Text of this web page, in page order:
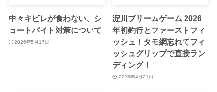
中々キビレが食わない、シ
ョートバイト対策について
2026年5月17日
淀川ブリームゲーム 2026
年初釣行とファーストフィ
ッシュ！タモ網忘れてフィ
ッシュグリップで直接ラン
ディング！
2026年4月21日